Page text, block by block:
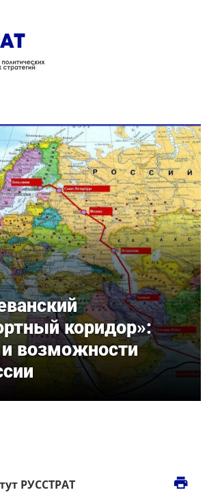
содержанию
коридор»:
возможности
РУССТРАТ print